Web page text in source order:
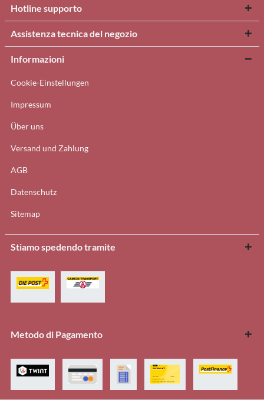
Hotline supporto
Assistenza tecnica del negozio
Informazioni
Cookie-Einstellungen
Impressum
Über uns
Versand und Zahlung
AGB
Datenschutz
Sitemap
Stiamo spedendo tramite
Metodo di Pagamento